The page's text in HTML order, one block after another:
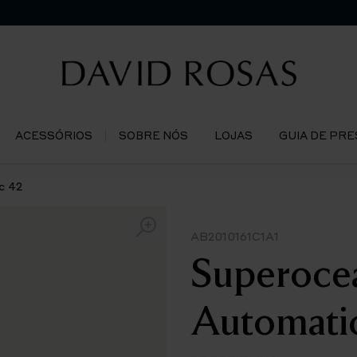
ACESSÓRIOS SOBRE NÓS LOJAS GUIA DE
42
AB2010161C1A1